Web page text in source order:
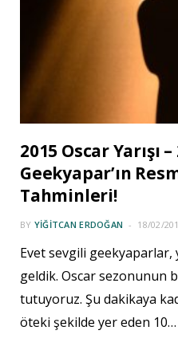
2015 Oscar Yarışı
Geekyapar’ın
Tahminleri!
BY YIĞITCAN ERDOĞAN 18/02/
Evet sevgili
geldik. Oscar sezonunun
tutuyoruz. Şu dakikaya
öteki şekilde yer eden 10…